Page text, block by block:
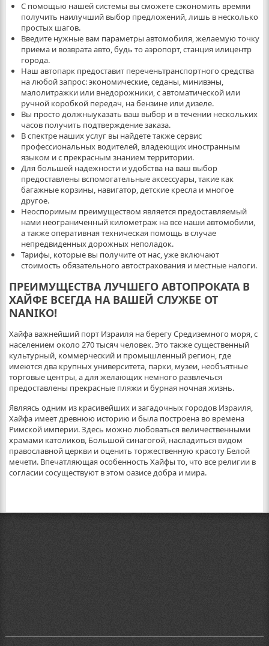
С помощью нашей системы вы сможете сэкономить времяи
получить наилучший выбор предложений, лишь в несколько
простых шагов.
Введите нужные вам параметры автомобиля, желаемую точку
приема и возврата авто, будь то аэропорт, станция илицентр
города.
Наш автопарк предоставит переченьтранспортного средства
на любой запрос: экономические, седаны, минивэны,
малолитражки или внедорожники, с автоматической или
ручной коробкой передач, на бензине или дизеле.
Вы просто должныуказать ваш выбор и в течении нескольких
часов получить подтверждение заказа.
В спектре наших услуг вы найдете также сервис
профессиональных водителей, владеющих иностранным
языком и с прекрасным знанием территории.
Для большей надежности и удобства на ваш выбор
предоставлены вспомогательные аксессуары, такие как
багажные корзины, навигатор, детские кресла и многое
другое.
Неоспоримым преимуществом является предоставляемый
нами неограниченный километраж на все наши автомобили,
а также оперативная техническая помощь в случае
непредвиденных дорожных неполадок.
Тарифы, которые вы получите от нас, уже включают
стоимость обязательного автострахования и местные налоги.
ПРЕИМУЩЕСТВА ЛУЧШЕГО АВТОПРОКАТА В
ХАЙФЕ ВСЕГДА НА ВАШЕЙ СЛУЖБЕ ОТ
NANIKO!
Хайфа важнейший порт Израиля на берегу Средиземного моря, с
населением около 270 тысяч человек. Это также существенный
культурный, коммерческий и промышленный регион, где
имеются два крупных университета, парки, музеи, необъятные
торговые центры, а для желающих немного развлечься
предоставлены прекрасные пляжи и бурная ночная жизнь.
Являясь одним из красивейших и загадочных городов Израиля,
Хайфа имеет древнюю историю и была построена во времена
Римской империи. Здесь можно любоваться величественными
храмами католиков, Большой синагогой, насладиться видом
православной церкви и оценить торжественную красоту Белой
мечети. Впечатляющая особенность Хайфы то, что все религии в
согласии сосуществуют в этом оазисе добра и мира.